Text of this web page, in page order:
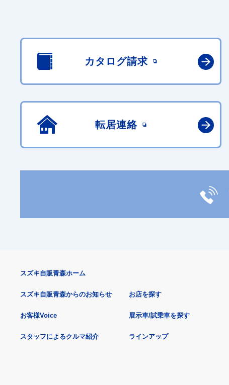
カタログ請求
転居連絡
スズキ自販青森ホーム
スズキ自販青森からのお知らせ
お客様Voice
スタッフによるクルマ紹介
お店を探す
展示車/試乗車を探す
ラインアップ